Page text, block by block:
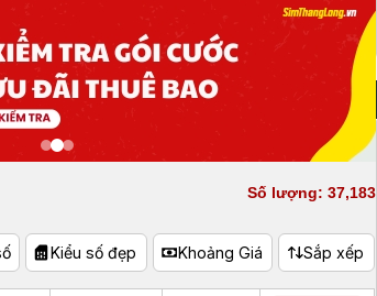
Số lượng: 37,183
Kiểu số đẹp Khoảng Giá Sắp xếp